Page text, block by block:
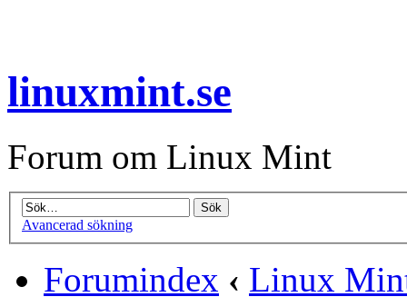
linuxmint.se
Forum om Linux Mint
Avancerad sökning
Forumindex ‹ Linux